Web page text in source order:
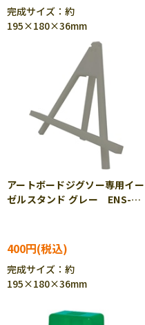
完成サイズ：約
195×180×36mm
アートボードジグソー専用イー
ゼルスタンド グレー ENS-
400円
完成サイズ：約
195×180×36mm